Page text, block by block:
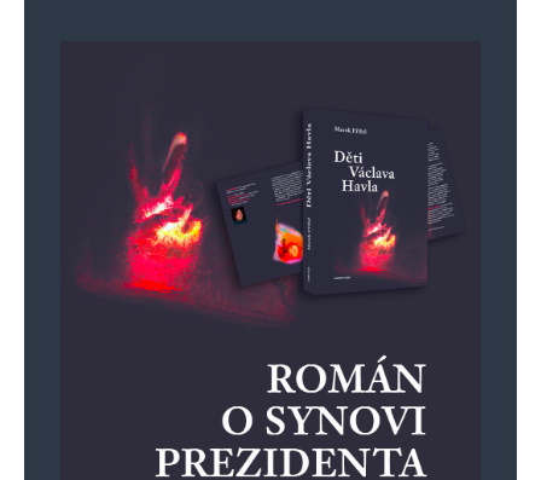
IDe
16. 6. 2026 (12:05)
Je úplně jedno, jestli mají být větrníky dvacet
nebo dvě stovky metrů od čehokoliv, nepatří
sem jediný! Pokud libovolné prase postaví
kdekoli větrník, existuje jediná možnost:
Odpovědět